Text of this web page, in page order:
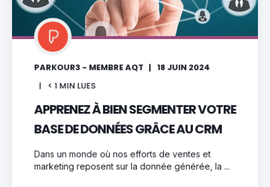
PARKOUR3 - MEMBRE AQT
18 JUIN 2024
< 1 MIN LUES
APPRENEZ À BIEN SEGMENTER VOTRE
BASE DE DONNÉES GRÂCE AU CRM
Dans un monde où nos efforts de ventes et
marketing reposent sur la donnée générée, la ...